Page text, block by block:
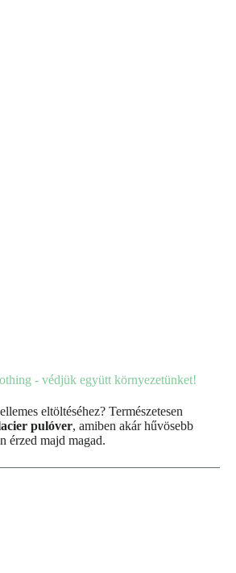
eltöltéséhez? Természetesen
pulóver, amiben akár hűvösebb
érzed majd magad.